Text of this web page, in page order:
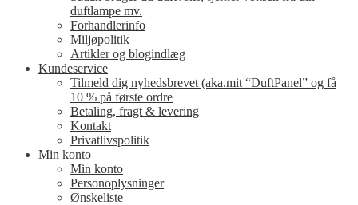
duftlampe mv.
Forhandlerinfo
Miljøpolitik
Artikler og blogindlæg
Kundeservice
Tilmeld dig nyhedsbrevet (aka.mit “DuftPanel” og få
10 % på første ordre
Betaling, fragt & levering
Kontakt
Privatlivspolitik
Min konto
Min konto
Personoplysninger
Ønskeliste